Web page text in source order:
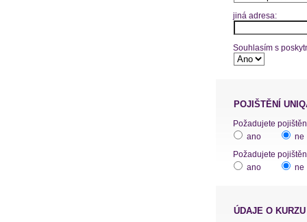
jiná adresa:
Souhlasím s
POJIŠTĚNÍ
ano
ne
Požadujete
ano
ne
ÚDAJE O KURZU